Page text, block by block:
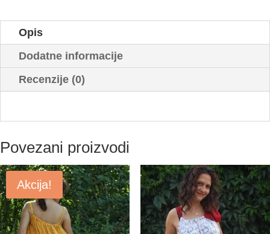
količina
Opis
Dodatne informacije
Recenzije (0)
Povezani proizvodi
Akcija!